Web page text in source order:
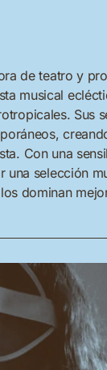
de teatro y
musical
Sus
Con una
selección
dominan